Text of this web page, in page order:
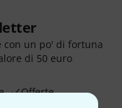
con un po' di fortuna
di 50 euro
Offerte